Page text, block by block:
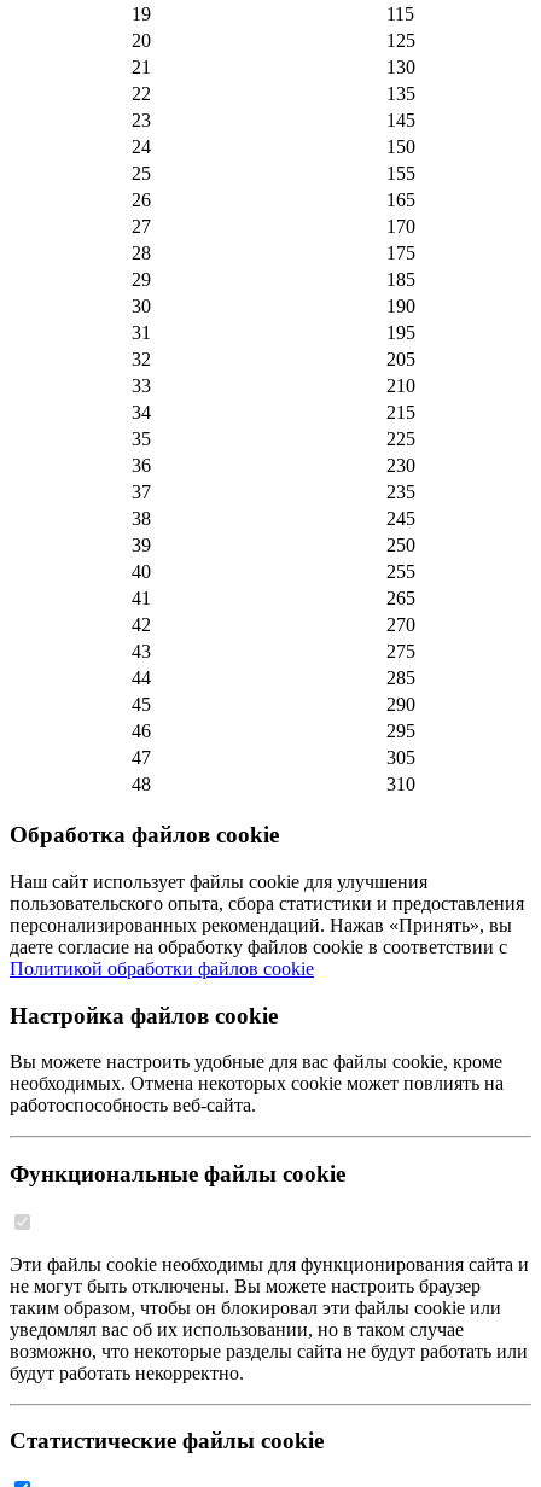
19
115
20
125
21
130
22
135
23
145
24
150
25
155
26
165
27
170
28
175
29
185
30
190
31
195
32
205
33
210
34
215
35
225
36
230
37
235
38
245
39
250
40
255
41
265
42
270
43
275
44
285
45
290
46
295
47
305
48
310
Обработка файлов cookie
Наш сайт использует файлы cookie для улучшения
пользовательского опыта, сбора статистики и предоставления
персонализированных рекомендаций. Нажав «Принять», вы
даете согласие на обработку файлов cookie в соответствии с
Политикой обработки файлов cookie
Настройка файлов cookie
Вы можете настроить удобные для вас файлы cookie, кроме
необходимых. Отмена некоторых cookie может повлиять на
работоспособность веб-сайта.
Функциональные файлы cookie
Эти файлы cookie необходимы для функционирования сайта и
не могут быть отключены. Вы можете настроить браузер
таким образом, чтобы он блокировал эти файлы cookie или
уведомлял вас об их использовании, но в таком случае
возможно, что некоторые разделы сайта не будут работать или
будут работать некорректно.
Статистические файлы cookie